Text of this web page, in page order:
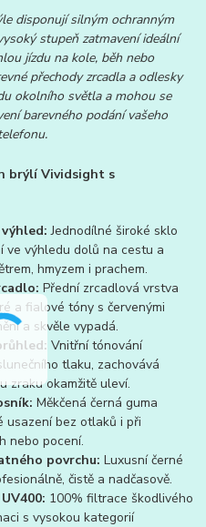
disponují silným ochranným
stupeň zatmavení ideální
jízdu na kole, běh nebo
přechody zrcadla a odlesky
okolního světla a mohou se
barevného podání vašeho
brýlí Vividsight s
Jednodílné široké sklo
ve výhledu dolů na cestu a
hmyzem i prachem.
Přední zrcadlová vrstva
a fialové tóny s červenými
a skvěle vypadá.
Vnitřní tónování
tlaku, zachovává
zraku okamžitě uleví.
Měkčená černá guma
usazení bez otlaků i při
nebo pocení.
povrchu: Luxusní černé
čistě a nadčasově.
100% filtrace škodlivého
s vysokou kategorií